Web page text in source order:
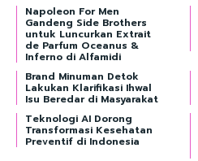
Napoleon For Men
Gandeng Side Brothers
untuk Luncurkan Extrait
de Parfum Oceanus &
Inferno di Alfamidi
Brand Minuman Detok
Lakukan Klarifikasi Ihwal
Isu Beredar di Masyarakat
Teknologi AI Dorong
Transformasi Kesehatan
Preventif di Indonesia